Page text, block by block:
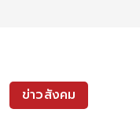
ข่าวสังคม